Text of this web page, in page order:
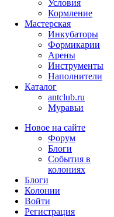
Условия
Кормление
Мастерская
Инкубаторы
Формикарии
Арены
Инструменты
Наполнители
Каталог
antclub.ru
Муравьи
Новое на сайте
Форум
Блоги
События в
колониях
Блоги
Колонии
Войти
Peгиcтpaция